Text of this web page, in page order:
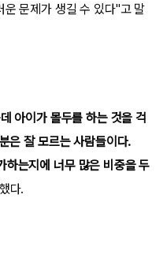
운 문제가 생길 수 있다"고 말
아이가 몰두를 하는 것을 걱
은 잘 모르는 사람들이다.
는지에 너무 많은 비중을 두
다.